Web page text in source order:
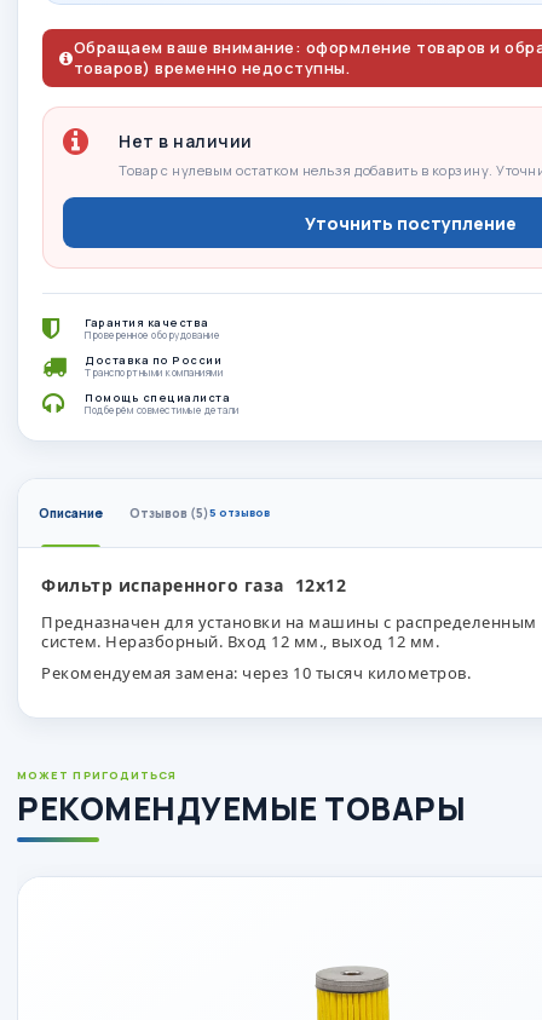
Обращаем ваше внимание: оформление товаров и
товаров) временно недоступны.
Нет в наличии
Товар с нулевым остатком нельзя добавить в корзину.
Уточнить поступление
Гарантия качества
Проверенное оборудование
Доставка по России
Транспортными компаниями
Помощь специалиста
Подберём совместимые детали
Описание Отзывов (5)5 отзывов
Фильтр испаренного газа 12х12
Предназначен для установки на машины с
систем. Неразборный. Вход 12 мм., выход 12 мм.
Рекомендуемая замена: через 10 тысяч километров.
МОЖЕТ ПРИГОДИТЬСЯ
РЕКОМЕНДУЕМЫЕ ТОВАРЫ